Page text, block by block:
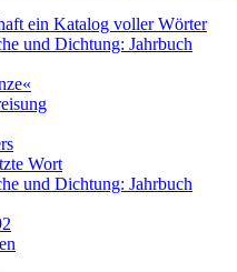
ein Katalog voller Wörter
und Dichtung: Jahrbuch
Wort
und Dichtung: Jahrbuch